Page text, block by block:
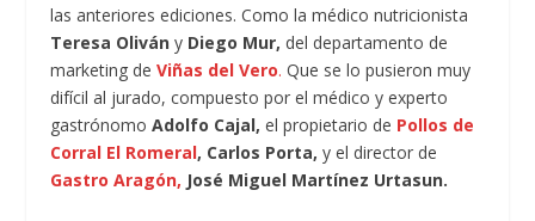
las anteriores ediciones. Como la médico nutricionista
Teresa Oliván y Diego Mur, del departamento de
marketing deViñas del Vero. Que se lo pusieron muy
difícil al jurado, compuesto por el médico y experto
gastrónomoAdolfo Cajal, el propietario de Pollos de
Corral El Romeral, Carlos Porta, y el director de
Gastro Aragón, José Miguel Martínez Urtasun.